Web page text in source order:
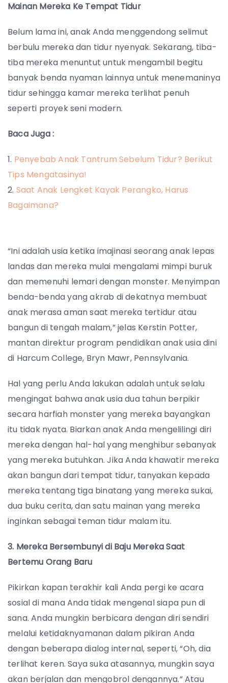
Mainan Mereka Ke Tempat Tidur
Belum lama ini, anak Anda menggendong selimut
berbulu mereka dan tidur nyenyak. Sekarang, tiba-
tiba mereka menuntut untuk mengambil begitu
banyak benda nyaman lainnya untuk menemaninya
tidur sehingga kamar mereka terlihat penuh
seperti proyek seni modern.
Baca Juga :
Penyebab Anak Tantrum Sebelum Tidur? Berikut
Tips Mengatasinya!
Saat Anak Lengket Kayak Perangko, Harus
Bagaimana?
“Ini adalah usia ketika imajinasi seorang anak lepas
landas dan mereka mulai mengalami mimpi buruk
dan memenuhi lemari dengan monster. Menyimpan
benda-benda yang akrab di dekatnya membuat
anak merasa aman saat mereka tertidur atau
bangun di tengah malam,” jelas Kerstin Potter,
mantan direktur program pendidikan anak usia dini
di Harcum College, Bryn Mawr, Pennsylvania.
Hal yang perlu Anda lakukan adalah untuk selalu
mengingat bahwa anak usia dua tahun berpikir
secara harfiah monster yang mereka bayangkan
itu tidak nyata. Biarkan anak Anda mengelilingi diri
mereka dengan hal-hal yang menghibur sebanyak
yang mereka butuhkan. Jika Anda khawatir mereka
akan bangun dari tempat tidur, tanyakan kepada
mereka tentang tiga binatang yang mereka sukai,
dua buku cerita, dan satu mainan yang mereka
inginkan sebagai teman tidur malam itu.
3. Mereka Bersembunyi di Baju Mereka Saat
Bertemu Orang Baru
Pikirkan kapan terakhir kali Anda pergi ke acara
sosial di mana Anda tidak mengenal siapa pun di
sana. Anda mungkin berbicara dengan diri sendiri
melalui ketidaknyamanan dalam pikiran Anda
dengan beberapa dialog internal, seperti, “Oh, dia
terlihat keren. Saya suka atasannya, mungkin saya
akan berjalan dan mengobrol dengannya.” Atau